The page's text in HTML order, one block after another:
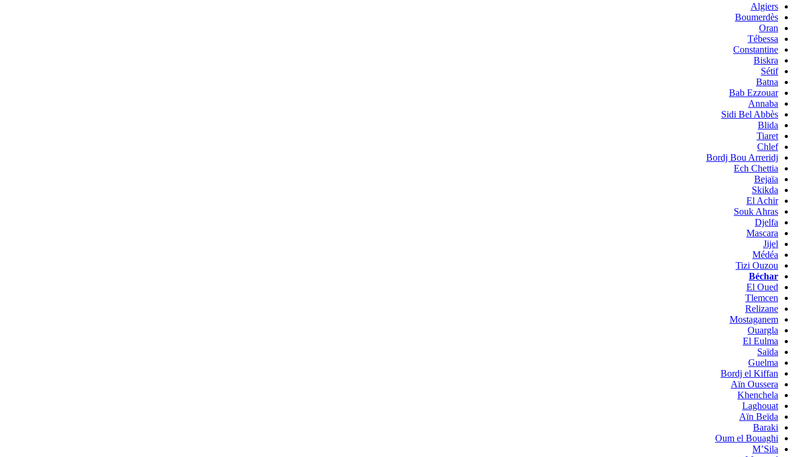
Algiers
Boumerdès
Oran
Tébessa
Constantine
Biskra
Sétif
Batna
Bab Ezzouar
Annaba
Sidi Bel Abbès
Blida
Tiaret
Chlef
Bordj Bou Arreridj
Ech Chettia
Bejaïa
Skikda
El Achir
Souk Ahras
Djelfa
Mascara
Jijel
Médéa
Tizi Ouzou
Béchar
El Oued
Tlemcen
Relizane
Mostaganem
Ouargla
El Eulma
Saïda
Guelma
Bordj el Kiffan
Aïn Oussera
Khenchela
Laghouat
Aïn Beïda
Baraki
Oum el Bouaghi
M’Sila